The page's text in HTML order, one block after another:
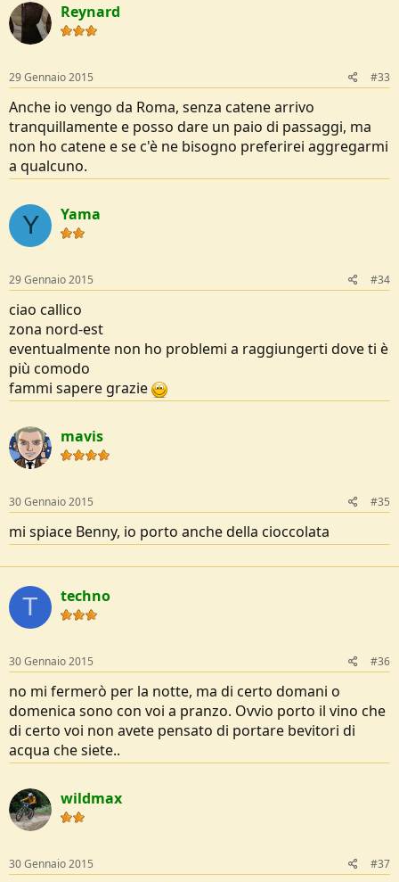
Reynard
29 Gennaio 2015 #33
Anche io vengo da Roma, senza catene arrivo
tranquillamente e posso dare un paio di passaggi, ma
non ho catene e se c'è ne bisogno preferirei aggregarmi
a qualcuno.
Y Yama
29 Gennaio 2015 #34
ciao callico
zona nord-est
eventualmente non ho problemi a raggiungerti dove ti è
più comodo
fammi sapere grazie
mavis
30 Gennaio 2015 #35
mi spiace Benny, io porto anche della cioccolata
T techno
30 Gennaio 2015 #36
no mi fermerò per la notte, ma di certo domani o
domenica sono con voi a pranzo. Ovvio porto il vino che
di certo voi non avete pensato di portare bevitori di
acqua che siete..
wildmax
30 Gennaio 2015 #37